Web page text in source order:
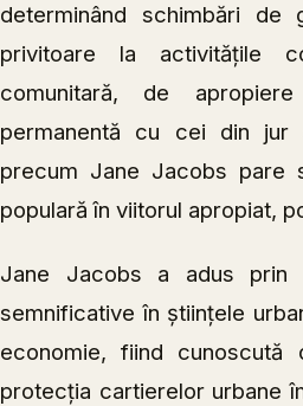
determinând schimbări de
privitoare la activitățile
comunitară, de
permanentă cu cei din jur
precum Jane Jacobs pare
populară în viitorul apropiat,
Jane Jacobs a adus prin
semnificative în științele
economie, fiind cunoscută
protecția cartierelor urbane